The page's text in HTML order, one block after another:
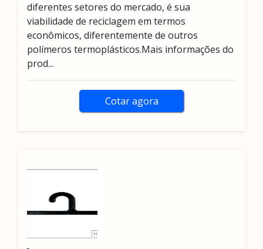
diferentes setores do mercado, é sua
viabilidade de reciclagem em termos
econômicos, diferentemente de outros
polímeros termoplásticos.Mais informações do
prod...
Cotar agora